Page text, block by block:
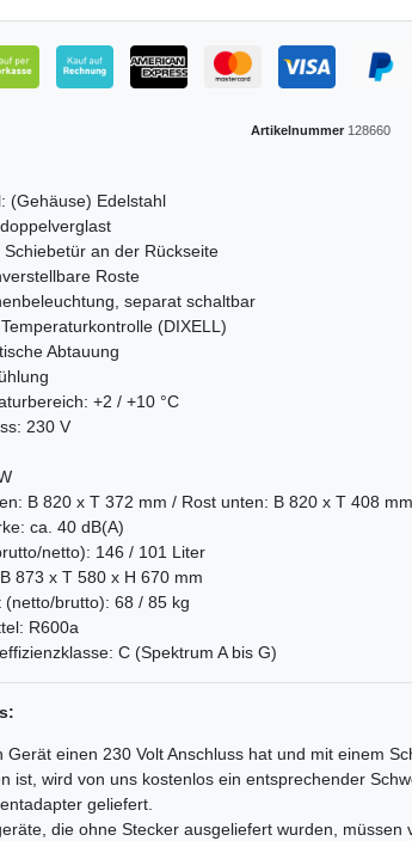
Artikelnummer 128660
(Gehäuse) Edelstahl
Schiebetür an der Rückseite
Roste
separat schaltbar
(DIXELL)
Abtauung
+2 / +10 °C
230 V
B 820 x T 372 mm / Rost unten: B 820 x T 408 mm
ca. 40 dB(A)
netto): 146 / 101 Liter
873 x T 580 x H 670 mm
(netto/brutto): 68 / 85 kg
R600a
C (Spektrum A bis G)
Gerät einen 230 Volt Anschluss hat und mit einem
ist, wird von uns kostenlos ein entsprechender
geliefert.
die ohne Stecker ausgeliefert wurden, müssen